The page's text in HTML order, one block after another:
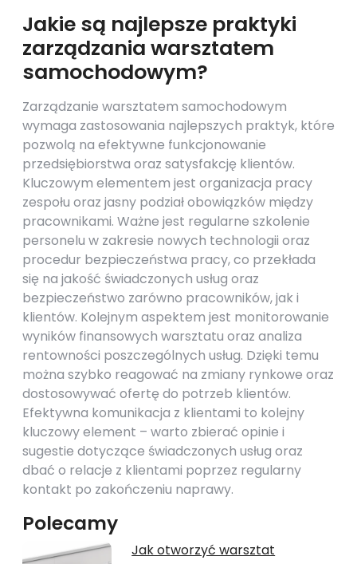
Jakie są najlepsze praktyki
zarządzania warsztatem
samochodowym?
Zarządzanie warsztatem samochodowym
wymaga zastosowania najlepszych praktyk, które
pozwolą na efektywne funkcjonowanie
przedsiębiorstwa oraz satysfakcję klientów.
Kluczowym elementem jest organizacja pracy
zespołu oraz jasny podział obowiązków między
pracownikami. Ważne jest regularne szkolenie
personelu w zakresie nowych technologii oraz
procedur bezpieczeństwa pracy, co przekłada
się na jakość świadczonych usług oraz
bezpieczeństwo zarówno pracowników, jak i
klientów. Kolejnym aspektem jest monitorowanie
wyników finansowych warsztatu oraz analiza
rentowności poszczególnych usług. Dzięki temu
można szybko reagować na zmiany rynkowe oraz
dostosowywać ofertę do potrzeb klientów.
Efektywna komunikacja z klientami to kolejny
kluczowy element – warto zbierać opinie i
sugestie dotyczące świadczonych usług oraz
dbać o relacje z klientami poprzez regularny
kontakt po zakończeniu naprawy.
Polecamy
Jak otworzyć warsztat